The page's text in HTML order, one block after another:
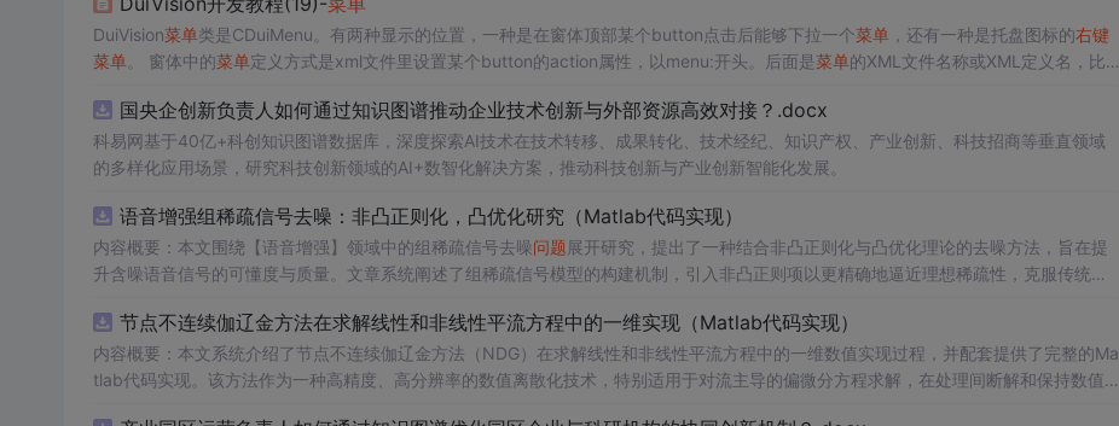
DuiVision菜单类是CDuiMenu。有两种显示的位置，一种是在窗体顶部某个button点击后能够下拉一个菜单，还有一种是托盘图标的右键
菜单
。 窗体中的菜单定义方式是xml文件里设置某个button的action属性，以menu:开头。后面是菜单的XML文件名称或XML定义名，比
国央企创新负责人如何通过知识图谱推动企业技术创新与外部资源高效对接？.docx
科易网基于40亿+科创知识图谱数据库，深度探索AI技术在技术转移、成果转化、技术经纪、知识产权、产业创新、科技招商等垂直领域
的多样化应用场景，研究科技创新领域的AI+数智化解决方案，推动科技创新与产业创新智能化发展。
语音增强组稀疏信号去噪：非凸正则化，凸优化研究（Matlab代码实现）
内容概要：本文围绕【语音增强】领域中的组稀疏信号去噪问题展开研究，提出了一种结合非凸正则化与凸优化理论的去噪方法，旨在提
升含噪语音信号的可懂度与质量。文章系统阐述了组稀疏信号模型的构建机制，引入非凸正则项以更精确地逼近理想稀疏性，克服传统凸
语音信号预处理、稀疏系数求解、去噪重构等关键环节，并配套提供可复现的代码资源，便于研究人员进一步验证与拓展。该方法在保留
数学可处理性的同时显著增强了去噪性能，尤其适用于低信噪比环境下的语音恢复任务。; 适合人群：具备一定信号与系统、数字信号处理
理论基础，熟悉稀疏表示与最优化方法，且拥有Matlab编程能力的研究生、科研人员及从事语音增强、音频工程、通信系统等相关领域的
节点不连续伽辽金方法在求解线性和非线性平流方程中的一维实现（Matlab代码实现）
内容概要：本文系统介绍了节点不连续伽辽金方法（NDG）在求解线性和非线性平流方程中的一维数值实现过程，并配套提供了完整的Ma
tlab代码实现。该方法作为一种高精度、高分辨率的数值离散化技术，特别适用于对流主导的偏微分方程求解，在处理间断解和保持数值